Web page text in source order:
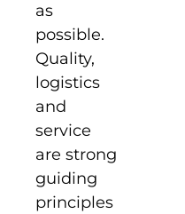
as
possible.
Quality,
logistics
and
service
are strong
guiding
principles